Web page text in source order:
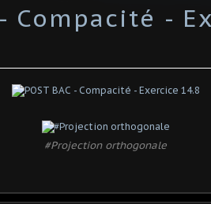
- Compacité -
#Projection orthogonale